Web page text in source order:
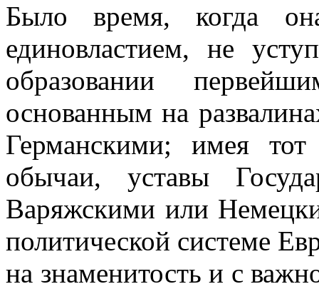
Было время, когда
единовластием, не
образовании
основанным на
Германскими; имея
обычаи, уставы
Варяжскими или
политической системе
на знаменитость и с